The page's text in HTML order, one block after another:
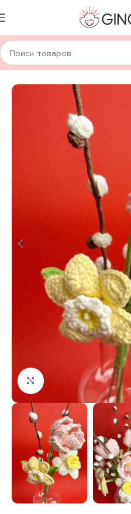
Главная Для дома и уюта
Нажмите, чтобы